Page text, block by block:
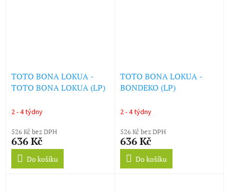
TOTO BONA LOKUA -
TOTO BONA LOKUA (LP)
2 - 4 týdny
526 Kč bez DPH
636 Kč
Do košíku
TOTO BONA LOKUA -
BONDEKO (LP)
2 - 4 týdny
526 Kč bez DPH
636 Kč
Do košíku